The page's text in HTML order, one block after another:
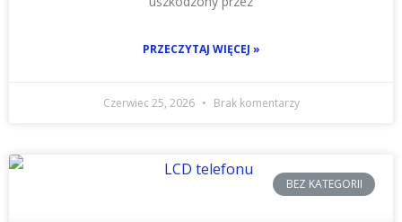
PRZECZYTAJ WIĘCEJ »
Czerwiec 25, 2026 Brak komentarzy
BEZ KATEGORII